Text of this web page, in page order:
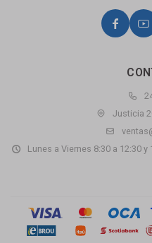
Justicia
Lunes a Viernes 8:30 a 12:30
 